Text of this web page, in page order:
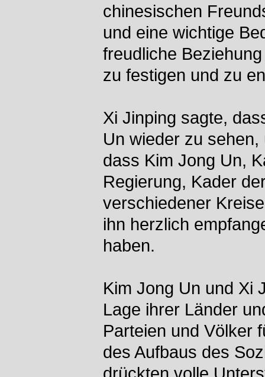
chinesischen
und eine wichtige
freudliche
zu festigen und zu
Xi Jinping sagte,
Un wieder zu
dass Kim Jong Un,
Regierung, Kader
verschiedener
ihn herzlich
haben.
Kim Jong Un und Xi
Lage ihrer Länder
Parteien und Völker
des Aufbaus des